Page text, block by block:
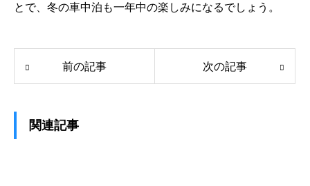
とで、冬の車中泊も一年中の楽しみになるでしょう。
前の記事 次の記事
関連記事